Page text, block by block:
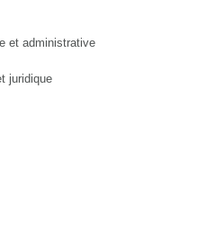
et administrative
juridique